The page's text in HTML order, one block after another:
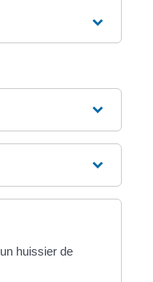
huissier de